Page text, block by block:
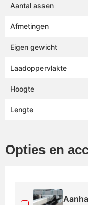
Aantal assen
Afmetingen
Eigen gewicht
Laadoppervlakte
Hoogte
Lengte
Opties en